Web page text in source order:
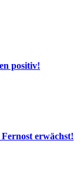
positiv!
erwächst!